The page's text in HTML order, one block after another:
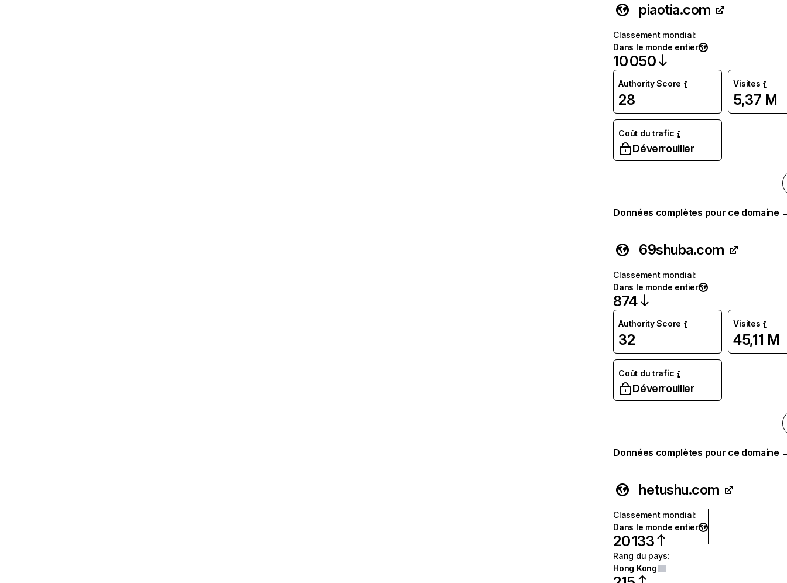
piaotia.com
Classement mondial:
Dans le monde entier
10 050
Authority Score
28
Visites
5,37 M
Coût du trafic
Déverrouiller
Données complètes pour ce domaine
69shuba.com
Classement mondial:
Dans le monde entier
874
Authority Score
32
Visites
45,11 M
Coût du trafic
Déverrouiller
Données complètes pour ce domaine
hetushu.com
Classement mondial:
Dans le monde entier
20 133
Rang du pays:
Hong Kong